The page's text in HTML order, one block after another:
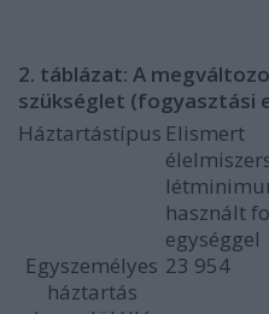
2. táblázat: A
szükséglet (fogyasztási
Háztartástípus Elismert
használt
egységgel
Egyszemélyes
háztartás
23 954